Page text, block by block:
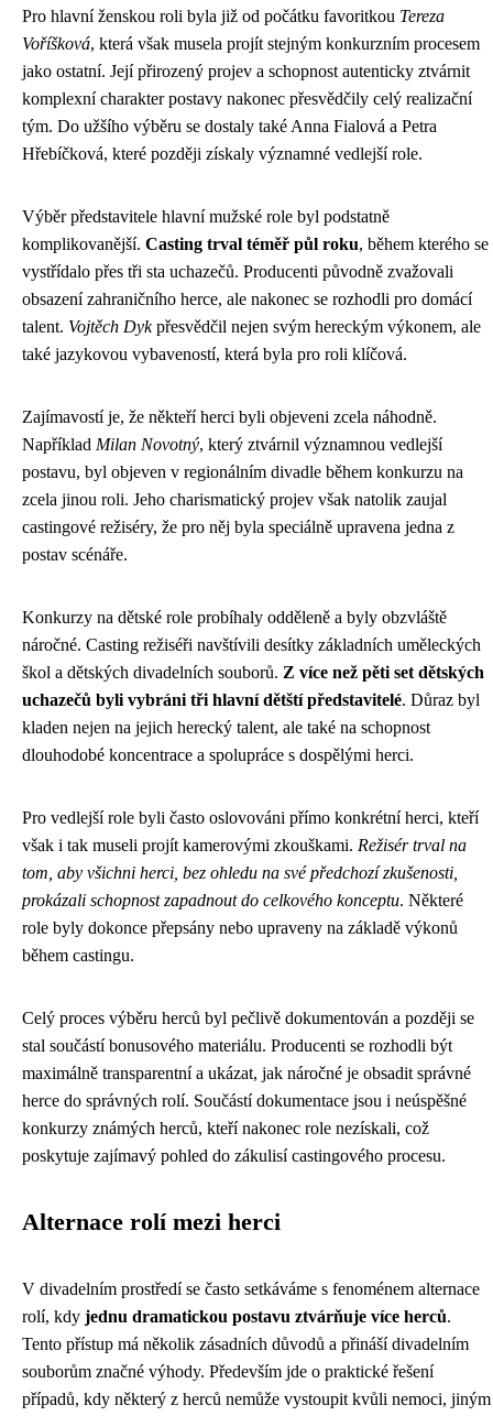
Pro hlavní ženskou roli byla již od počátku favoritkou Tereza
Voříšková, která však musela projít stejným konkurzním procesem
jako ostatní. Její přirozený projev a schopnost autenticky ztvárnit
komplexní charakter postavy nakonec přesvědčily celý realizační
tým. Do užšího výběru se dostaly také Anna Fialová a Petra
Hřebíčková, které později získaly významné vedlejší role.
Výběr představitele hlavní mužské role byl podstatně
komplikovanější. Casting trval téměř půl roku, během kterého se
vystřídalo přes tři sta uchazečů. Producenti původně zvažovali
obsazení zahraničního herce, ale nakonec se rozhodli pro domácí
talent. Vojtěch Dykpřesvědčil nejen svým hereckým výkonem, ale
také jazykovou vybaveností, která byla pro roli klíčová.
Zajímavostí je, že někteří herci byli objeveni zcela náhodně.
Například Milan Novotný, který ztvárnil významnou vedlejší
postavu, byl objeven v regionálním divadle během konkurzu na
zcela jinou roli. Jeho charismatický projev však natolik zaujal
castingové režiséry, že pro něj byla speciálně upravena jedna z
postav scénáře.
Konkurzy na dětské role probíhaly odděleně a byly obzvláště
náročné. Casting režiséři navštívili desítky základních uměleckých
škol a dětských divadelních souborů. Z více než pěti set dětských
uchazečů byli vybráni tři hlavní dětští představitelé. Důraz byl
kladen nejen na jejich herecký talent, ale také na schopnost
dlouhodobé koncentrace a spolupráce s dospělými herci.
Pro vedlejší role byli často oslovováni přímo konkrétní herci, kteří
však i tak museli projít kamerovými zkouškami. Režisér trval na
tom, aby všichni herci, bez ohledu na své předchozí zkušenosti,
prokázali schopnost zapadnout do celkového konceptu. Některé
role byly dokonce přepsány nebo upraveny na základě výkonů
během castingu.
Celý proces výběru herců byl pečlivě dokumentován a později se
stal součástí bonusového materiálu. Producenti se rozhodli být
maximálně transparentní a ukázat, jak náročné je obsadit správné
herce do správných rolí. Součástí dokumentace jsou i neúspěšné
konkurzy známých herců, kteří nakonec role nezískali, což
poskytuje zajímavý pohled do zákulisí castingového procesu.
Alternace rolí mezi herci
V divadelním prostředí se často setkáváme s fenoménem alternace
rolí, kdy jednu dramatickou postavu ztvárňuje více herců.
Tento přístup má několik zásadních důvodů a přináší divadelním
souborům značné výhody. Především jde o praktické řešení
případů, kdy některý z herců nemůže vystoupit kvůli nemoci, jiným